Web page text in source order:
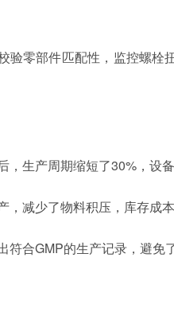
验零部件匹配性，监控螺栓
，生产周期缩短了30%，设
，减少了物料积压，库存成本
符合GMP的生产记录，避免